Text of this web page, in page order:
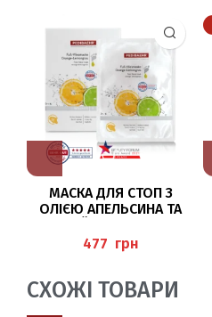
МАСКА ДЛЯ СТОП З
ОЛІЄЮ АПЕЛЬСИНА ТА
LIESMASKE) 1 ПАРА P
EDIBAEHR
грн
СХОЖІ ТОВАРИ